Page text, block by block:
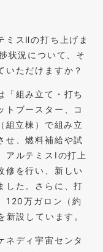
スⅡの打ち上げま
状況について、そ
いただけますか？
組み立て・打ち
トブースター、コ
組立棟）で組み立
せ、燃料補給や試
アルテミスIの打上
修を行い、新しい
した。さらに、打
120万ガロン（約
設しています。
ディ宇宙センタ